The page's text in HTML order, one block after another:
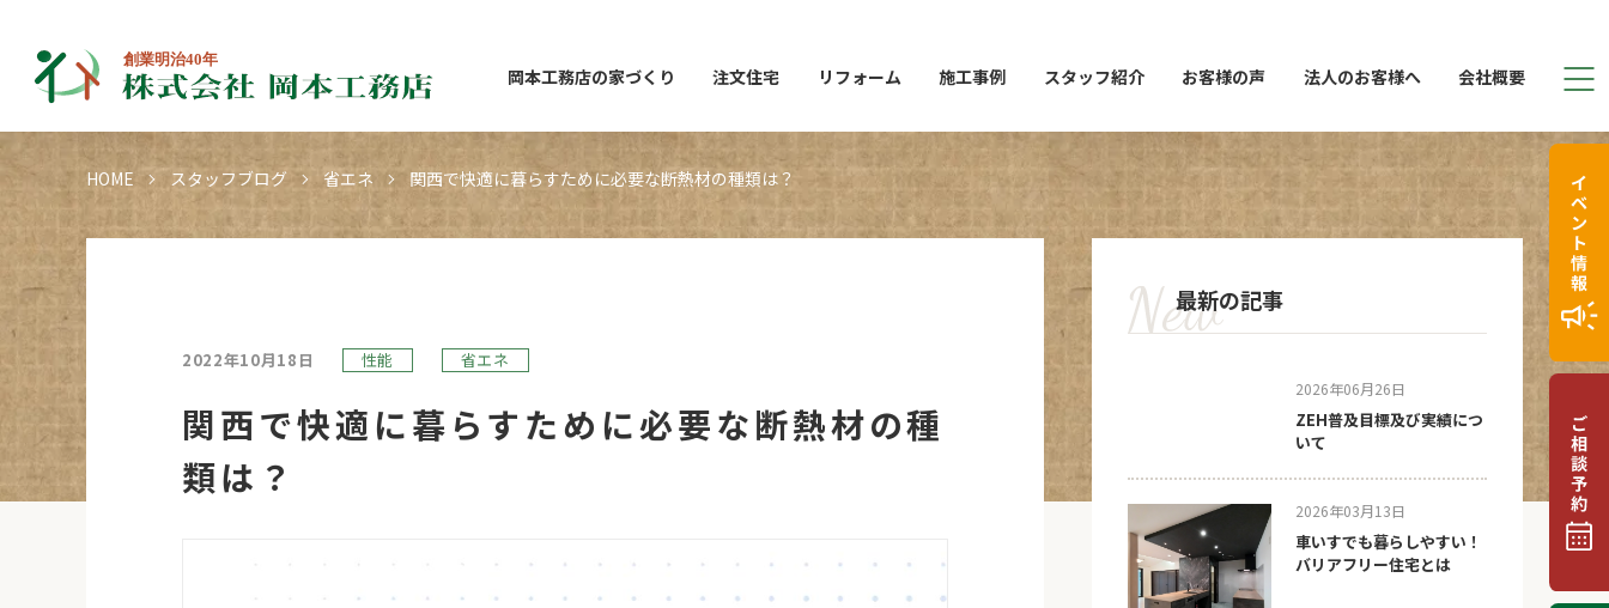
岡本工務店の家づくり 注文住宅 リフォーム 施工事例 スタッフ紹介 お客様の声 法人のお客様へ 会社概要
HOME スタッフブログ 省エネ 関西で快適に暮らすために必要な断熱材の種類は？
2022年10月18日 性能 省エネ
関西で快適に暮らすために必要な断熱材の種
類は？
最新の記事
2026年06月26日
ZEH普及目標及び実績につ
いて
2026年03月13日
車いすでも暮らしやすい！
バリアフリー住宅とは